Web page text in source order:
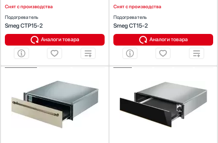
Снят с производства
Подогреватель
Smeg CTP15-2
Аналоги товара
Снят с производства
Подогреватель
Smeg CT15-2
Аналоги товара
Габариты (ВхШхГ) (см):
13.6 х 59.5 х 55.7
Встраиваемая модель:
Количество режимов работы:
Диапазон температуры (°С):
30-75
Габариты (ВхШхГ) (см):
13.6х59.7х54.2
Встраиваемая модель:
Диапазон температуры (°С):
30-80